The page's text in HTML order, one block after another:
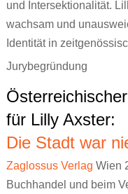
und Intersektionalität.
wachsam und
Identität in
Jurybegründung
für Lilly Axster:
Die Stadt war
Zaglossus Verlag Wien
Buchhandel und beim